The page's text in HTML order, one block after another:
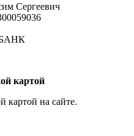
Сергеевич
БАНК
картой
картой на сайте.